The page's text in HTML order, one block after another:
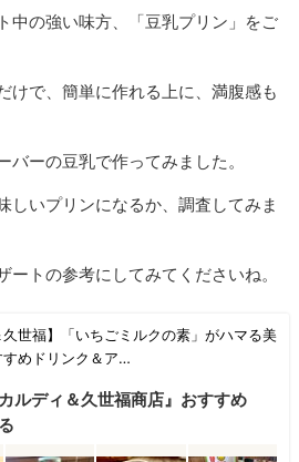
中の強い味方、「豆乳プリン」をご
けで、簡単に作れる上に、満腹感も
ーの豆乳で作ってみました。
しいプリンになるか、調査してみま
トの参考にしてみてくださいね。
久世福】「いちごミルクの素」がハマる美
めドリンク＆ア…
カルディ＆久世福商店』おすすめ